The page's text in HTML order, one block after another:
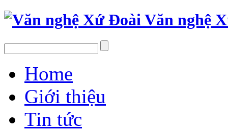
Văn nghệ
Home
Giới thiệu
Tin tức